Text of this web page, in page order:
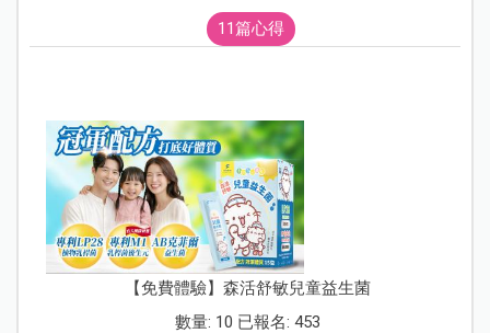
11篇心得
【免費體驗】森活舒敏兒童益生菌
數量: 10 已報名: 453